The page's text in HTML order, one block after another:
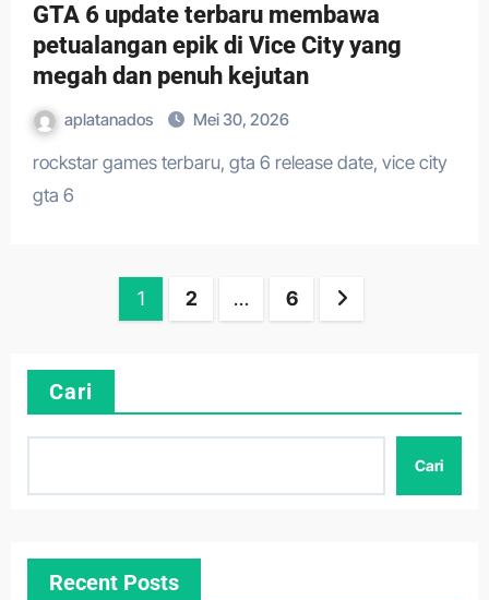
GTA 6 update terbaru membawa
petualangan epik di Vice City yang
megah dan penuh kejutan
aplatanados Mei 30, 2026
rockstar games terbaru, gta 6 release date, vice city
gta 6
Paginasi
1 2 … 6
Cari
Cari
Recent Posts